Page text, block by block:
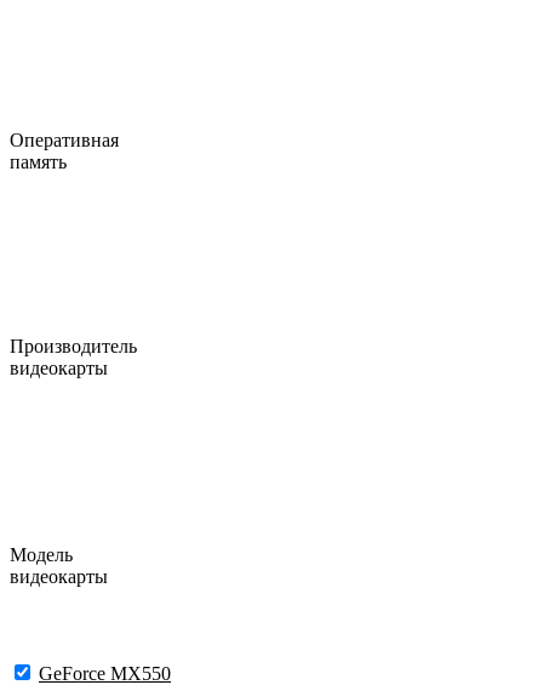
Оперативная
память
Производитель
видеокарты
Модель
видеокарты
GeForce MX550